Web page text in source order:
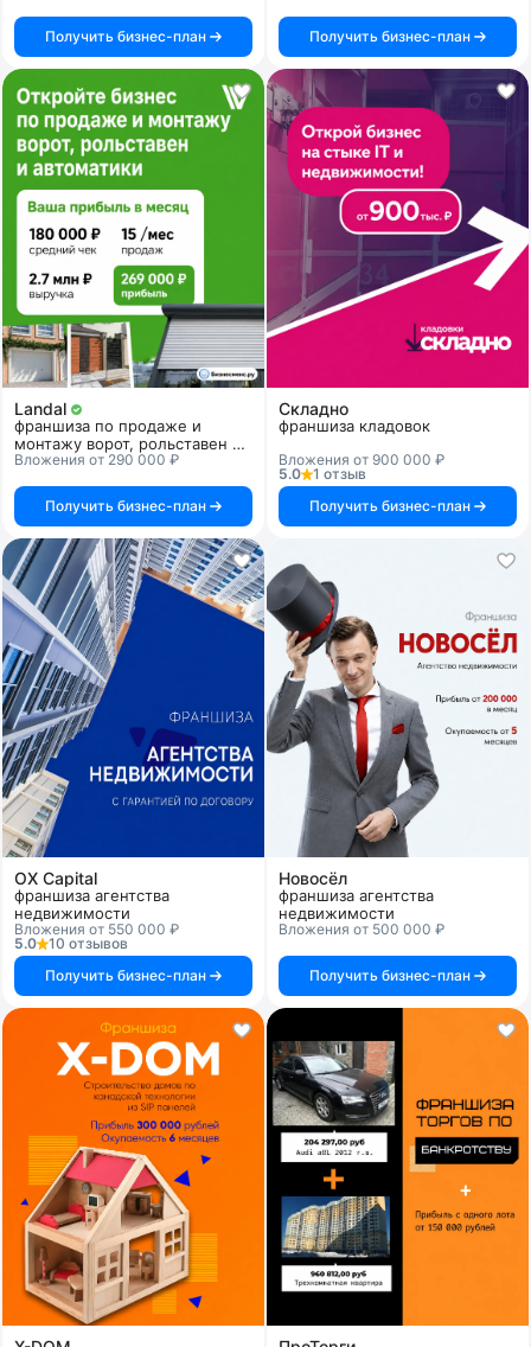
Получить бизнес-план Получить бизнес-план
Landal
франшиза по продаже и
монтажу ворот, рольставен и
автоматики
Вложения от 290 000 ₽
Получить бизнес-план
Складно
франшиза кладовок
Вложения от 900 000 ₽
5.0
1 отзыв
Получить бизнес-план
OX Capital
франшиза агентства
недвижимости
Вложения от 550 000 ₽
5.0
10 отзывов
Получить бизнес-план
Новосёл
франшиза агентства
недвижимости
Вложения от 500 000 ₽
Получить бизнес-план